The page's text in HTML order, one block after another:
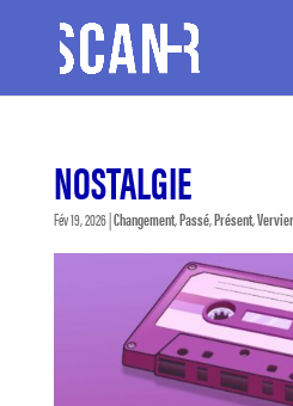
NOSTALGIE
Fév 19, 2026|Changement,Passé,Présent,